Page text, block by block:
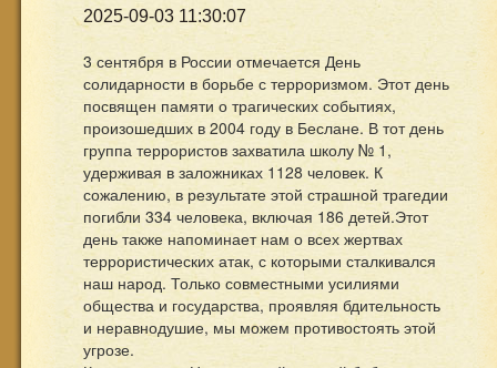
2025-09-03 11:30:07
3 сентября в России отмечается День
солидарности в борьбе с терроризмом. Этот день
посвящен памяти о трагических событиях,
произошедших в 2004 году в Беслане. В тот день
группа террористов захватила школу № 1,
удерживая в заложниках 1128 человек. К
сожалению, в результате этой страшной трагедии
погибли 334 человека, включая 186 детей.Этот
день также напоминает нам о всех жертвах
террористических атак, с которыми сталкивался
наш народ. Только совместными усилиями
общества и государства, проявляя бдительность
и неравнодушие, мы можем противостоять этой
угрозе.